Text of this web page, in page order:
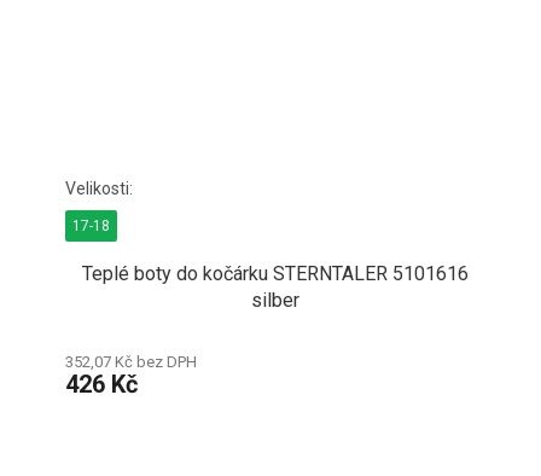
Teplé boty do kočárku STERNTALER 5101616
silber
352,07 Kč bez DPH
426 Kč
17-18